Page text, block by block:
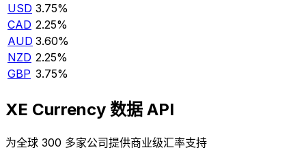
USD 3.75%
CAD 2.25%
AUD 3.60%
NZD 2.25%
GBP 3.75%
XE Currency 数据 API
为全球 300 多家公司提供商业级汇率支持